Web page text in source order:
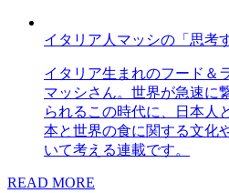
イタリア人マッシの「思考
イタリア生まれのフード＆
マッシさん。世界が急速に
られるこの時代に、日本人
本と世界の食に関する文化
いて考える連載です。
READ MORE